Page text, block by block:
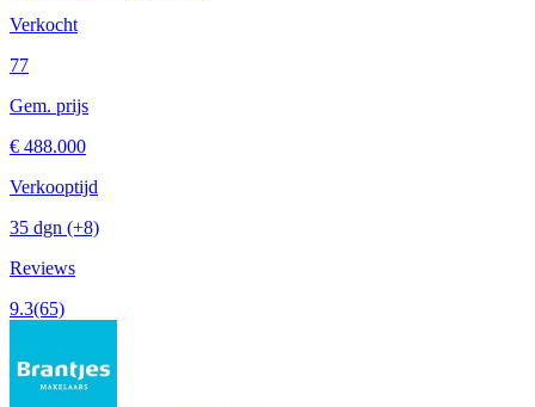
Verkocht
77
Gem. prijs
€ 488.000
Verkooptijd
35 dgn (+8)
Reviews
9.3(65)